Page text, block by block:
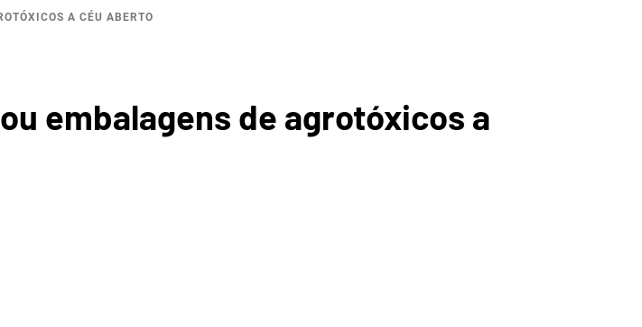
DO
A CÉU ABERTO
embalagens de agrotóxicos a